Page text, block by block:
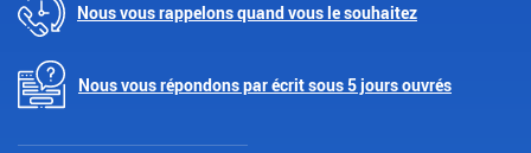
Nous vous rappelons quand vous le souhaitez
Nous vous répondons par écrit sous 5 jours ouvrés